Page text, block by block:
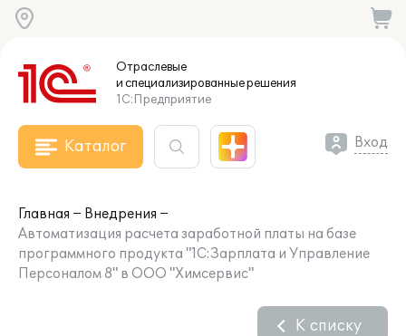
Отраслевые
и специализированныерешения
1С:Предприятие
Каталог Вход
Главная
Внедрения
Автоматизация расчета заработной платы на базе
программного продукта "1С:Зарплата и Управление
Персоналом 8" в ООО "Химсервис"
К списку